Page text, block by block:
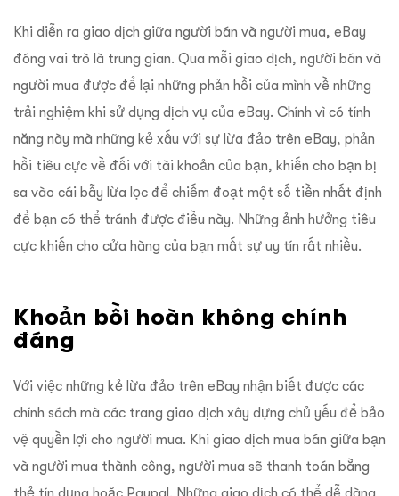
Khi diễn ra giao dịch giữa người bán và người mua, eBay
đóng vai trò là trung gian. Qua mỗi giao dịch, người bán và
người mua được để lại những phản hồi của mình về những
trải nghiệm khi sử dụng dịch vụ của eBay. Chính vì có tính
năng này mà những kẻ xấu với sự lừa đảo trên eBay, phản
hồi tiêu cực về đối với tài khoản của bạn, khiến cho bạn bị
sa vào cái bẫy lừa lọc để chiếm đoạt một số tiền nhất định
để bạn có thể tránh được điều này. Những ảnh hưởng tiêu
cực khiến cho cửa hàng của bạn mất sự uy tín rất nhiều.
Khoản bồi hoàn không chính
đáng
Với việc những kẻ lừa đảo trên eBay nhận biết được các
chính sách mà các trang giao dịch xây dựng chủ yếu để bảo
vệ quyền lợi cho người mua. Khi giao dịch mua bán giữa bạn
và người mua thành công, người mua sẽ thanh toán bằng